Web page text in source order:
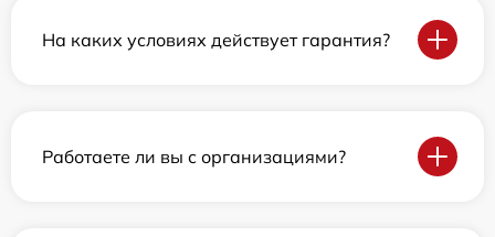
На каких условиях действует гарантия?
Работаете ли вы с организациями?